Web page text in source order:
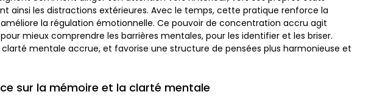
ainsi les distractions extérieures. Avec le temps, cette pratique renforce la
la régulation émotionnelle. Ce pouvoir de concentration accru agit
mieux comprendre les barrières mentales, pour les identifier et les briser.
mentale accrue, et favorise une structure de pensées plus harmonieuse et
sur la mémoire et la clarté mentale